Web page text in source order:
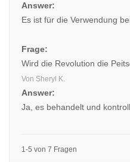
Answer:
Es ist für die Verwendung
Frage:
Wird die Revolution die
Von Sheryl K.
Answer:
Ja, es behandelt und
1-5 von 7 Fragen